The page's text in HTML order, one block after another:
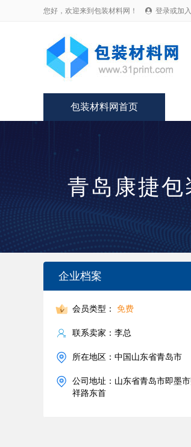
您好，欢迎来到包装材料网！  登录或加入
包装材料网首页
青岛康捷包
企业档案
会员类型： 免费
联系卖家：李总
所在地区：中国山东省青岛市
公司地址：山东省青岛市即墨
祥路东首